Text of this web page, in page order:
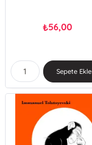
₺56,00
Sepete Ekle